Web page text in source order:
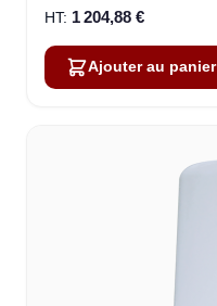
1 204,88 €
Ajouter au panier